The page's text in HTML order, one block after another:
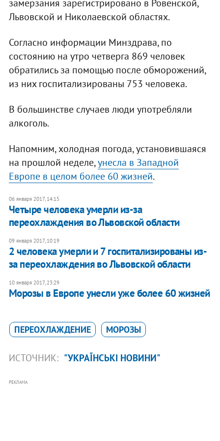
замерзания зарегистрировано в Ровенской,
Львовской и Николаевской областях.
Согласно информации Минздрава, по
состоянию на утро четверга 869 человек
обратились за помощью после обморожений,
из них госпитализированы 753 человека.
В большинстве случаев люди употребляли
алкоголь.
Напомним, холодная погода, установившаяся
на прошлой неделе,унесла в Западной
Европе в целом более 60 жизней.
06 января 2017, 14:15
Четыре человека умерли из-за
переохлаждения во Львовской области
09 января 2017, 10:19
2 человека умерли и 7 госпитализированы из-
за переохлаждения во Львовской области
10 января 2017, 23:29
Морозы в Европе унесли уже более 60 жизней
ПЕРЕОХЛАЖДЕНИЕ МОРОЗЫ
ИСТОЧНИК: "УКРАЇНСЬКІ НОВИНИ"
РЕКЛАМА